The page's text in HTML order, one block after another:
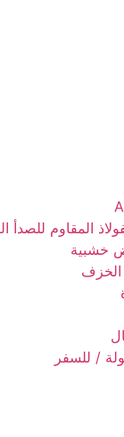
المقاوم للصدأ
خشبية
الخزف
/ للسفر